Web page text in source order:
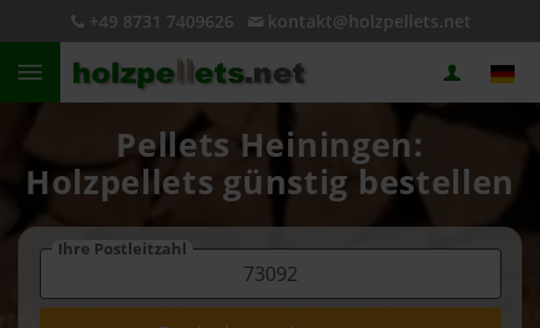
+49 8731 7409626 kontakt@holzpellets.net
Pellets Heiningen:
Holzpellets günstig bestellen
Ihre Postleitzahl